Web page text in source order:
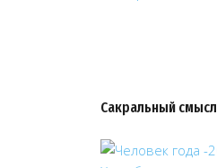
Сакральный смысл